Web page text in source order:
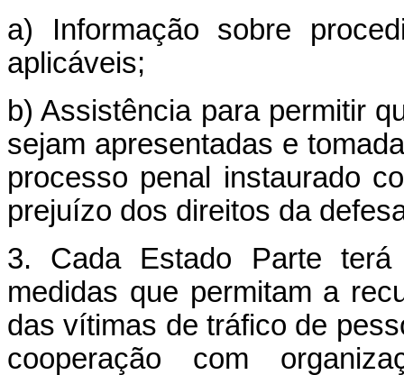
a) Informação sobre
aplicáveis;
b) Assistência para permitir
sejam apresentadas e
processo penal instaurado
prejuízo dos direitos da
3. Cada Estado Parte
medidas que permitam a
das vítimas de tráfico de
cooperação com